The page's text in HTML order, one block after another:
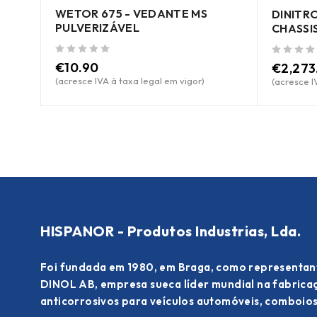
WETOR 675 - VEDANTE MS
PULVERIZÁVEL
€10.90
(acresce IVA à taxa legal em vigor)
€
(acresce
HISPANOR - Produtos Industrias, Lda.
Foi fundada em 1980, em Braga, como
DINOL AB, empresa sueca líder mundial na
anticorrosivos para veículos automóveis,